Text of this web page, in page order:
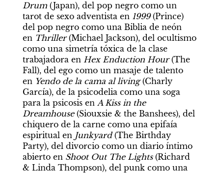
Drum (Japan), del pop negro como un
tarot de sexo adventista en 1999 (Prince)
del pop negro como una Biblia de neón
en Thriller (Michael Jackson), del ocultismo
como una simetría tóxica de la clase
trabajadora en Hex Enduction Hour (The
Fall), del ego como un masaje de talento
en Yendo de la cama al living (Charly
García), de la psicodelia como una soga
para la psicosis en A Kiss in the
Dreamhouse (Siouxsie & the Banshees), del
chiquero de la carne como una epifaía
espiritual en Junkyard (The Birthday
Party), del divorcio como un diario íntimo
abierto en Shoot Out The Lights (Richard
& Linda Thompson), del punk como una